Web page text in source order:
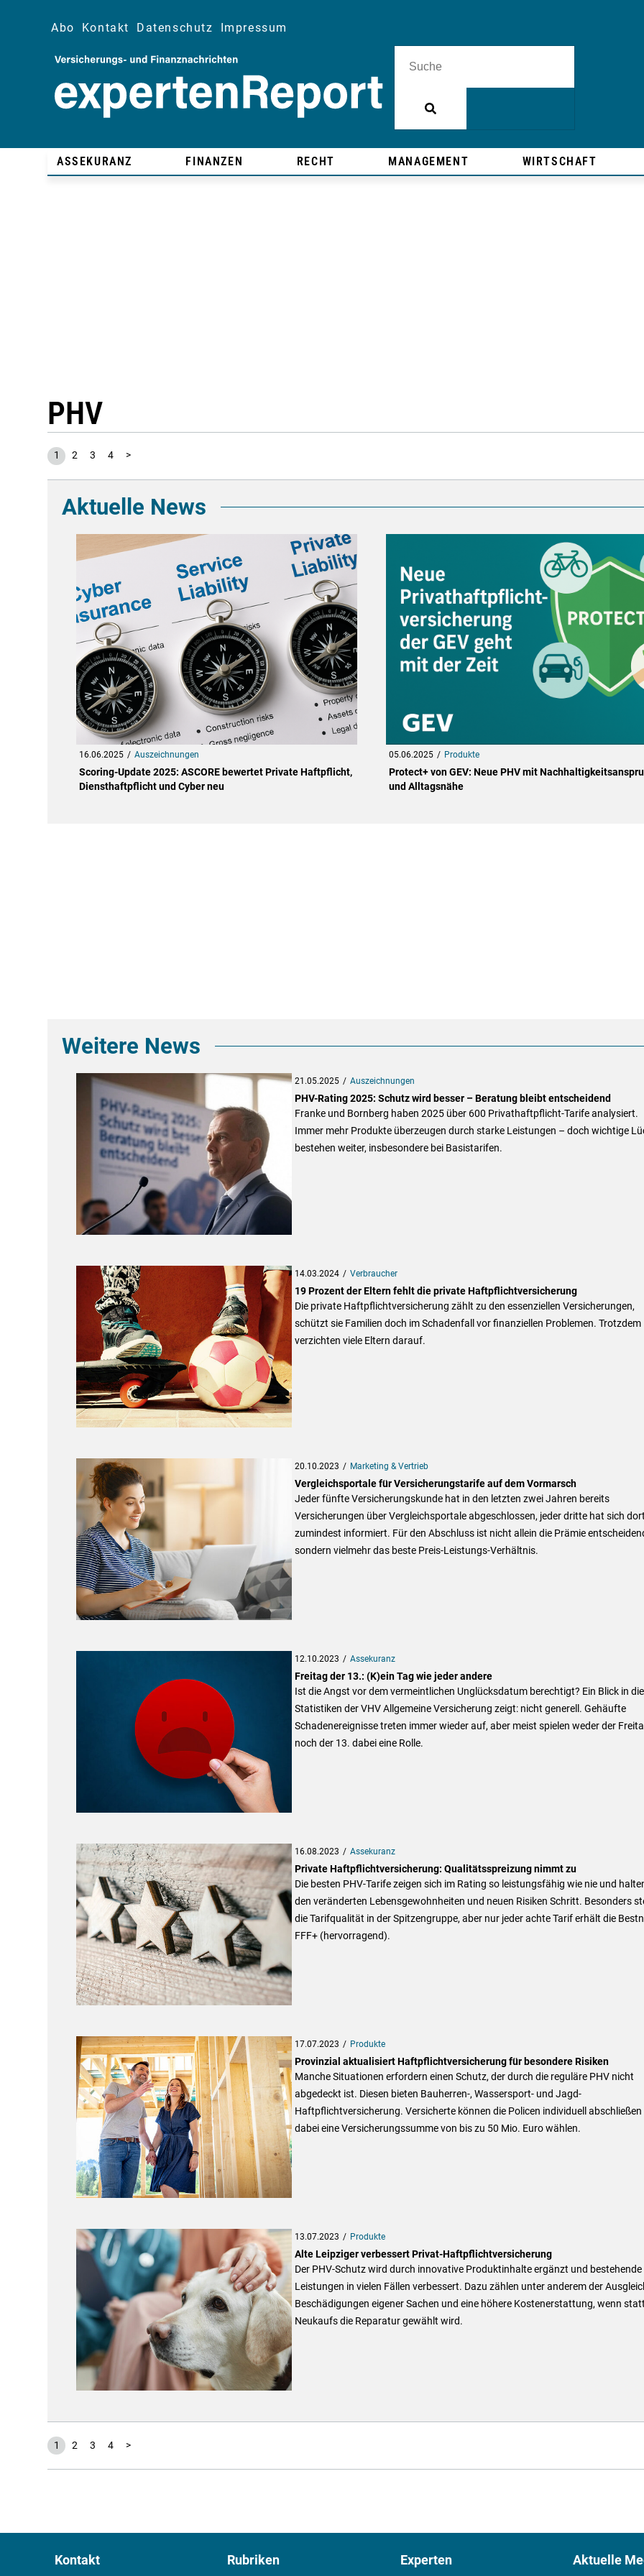
Abo Kontakt Datenschutz Impressum
ASSEKURANZ FINANZEN RECHT MANAGEMENT WIRTSCHAFT
PHV
1 2 3 4 >
Aktuelle News
16.06.2025 Auszeichnungen
Scoring-Update 2025: ASCORE bewertet Private Haftpflicht,
Diensthaftpflicht und Cyber neu
05.06.2025 Produkte
Protect+ von GEV: Neue PHV mit
und Alltagsnähe
Weitere News
21.05.2025 Auszeichnungen
PHV-Rating 2025: Schutz wird besser – Beratung bleibt entscheidend
Franke und Bornberg haben 2025 über 600 Privathaftpflicht-Tarife analysiert.
Immer mehr Produkte überzeugen durch starke Leistungen – doch wichtige
bestehen weiter, insbesondere bei Basistarifen.
14.03.2024 Verbraucher
19 Prozent der Eltern fehlt die private Haftpflichtversicherung
Die private Haftpflichtversicherung zählt zu den essenziellen Versicherungen,
schützt sie Familien doch im Schadenfall vor finanziellen Problemen. Trotzdem
verzichten viele Eltern darauf.
20.10.2023 Marketing & Vertrieb
Vergleichsportale für Versicherungstarife auf dem Vormarsch
Jeder fünfte Versicherungskunde hat in den letzten zwei Jahren bereits
Versicherungen über Vergleichsportale abgeschlossen, jeder dritte hat sich
zumindest informiert. Für den Abschluss ist nicht allein die Prämie
sondern vielmehr das beste Preis-Leistungs-Verhältnis.
12.10.2023 Assekuranz
Freitag der 13.: (K)ein Tag wie jeder andere
Ist die Angst vor dem vermeintlichen Unglücksdatum berechtigt? Ein Blick in die
Statistiken der VHV Allgemeine Versicherung zeigt: nicht generell. Gehäufte
Schadenereignisse treten immer wieder auf, aber meist spielen weder der
noch der 13. dabei eine Rolle.
16.08.2023 Assekuranz
Private Haftpflichtversicherung: Qualitätsspreizung nimmt zu
Die besten PHV-Tarife zeigen sich im Rating so leistungsfähig wie nie und
den veränderten Lebensgewohnheiten und neuen Risiken Schritt. Besonders
die Tarifqualität in der Spitzengruppe, aber nur jeder achte Tarif erhält die
FFF+ (hervorragend).
17.07.2023 Produkte
Provinzial aktualisiert Haftpflichtversicherung für besondere Risiken
Manche Situationen erfordern einen Schutz, der durch die reguläre PHV nicht
abgedeckt ist. Diesen bieten Bauherren-, Wassersport- und Jagd-
Haftpflichtversicherung. Versicherte können die Policen individuell abschließen
dabei eine Versicherungssumme von bis zu 50 Mio. Euro wählen.
13.07.2023 Produkte
Alte Leipziger verbessert Privat-Haftpflichtversicherung
Der PHV-Schutz wird durch innovative Produktinhalte ergänzt und bestehende
Leistungen in vielen Fällen verbessert. Dazu zählen unter anderem der
Beschädigungen eigener Sachen und eine höhere Kostenerstattung, wenn
Neukaufs die Reparatur gewählt wird.
1 2 3 4 >
Kontakt Rubriken Experten Aktuelle